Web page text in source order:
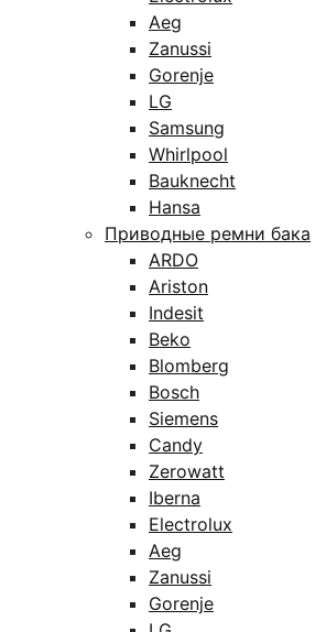
Aeg
Zanussi
Gorenje
LG
Samsung
Whirlpool
Bauknecht
Hansa
Приводные ремни бака
ARDO
Ariston
Indesit
Beko
Blomberg
Bosch
Siemens
Candy
Zerowatt
Iberna
Electrolux
Aeg
Zanussi
Gorenje